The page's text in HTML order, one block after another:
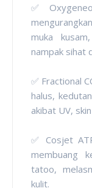
✅
muka
nampak sihat
✅ Fractional
halus,
akibat UV,
✅ Cosjet
membuang
tatoo,
kulit.